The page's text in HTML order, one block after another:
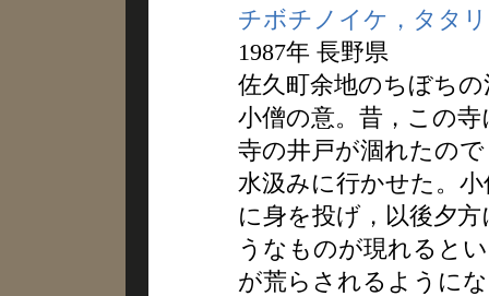
チボチノイケ，タタリ
1987年 長野県
佐久町余地のちぼち
小僧の意。昔，この
寺の井戸が涸れたの
水汲みに行かせた。
に身を投げ，以後夕
うなものが現れると
が荒らされるように